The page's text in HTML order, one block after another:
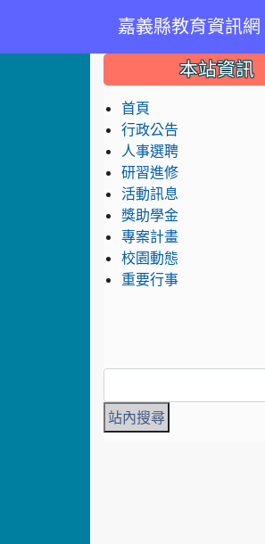
嘉義縣教育資訊網
::: 本站資訊
首頁
行政公告
人事選聘
研習進修
活動訊息
獎助學金
專案計畫
校園動態
重要行事